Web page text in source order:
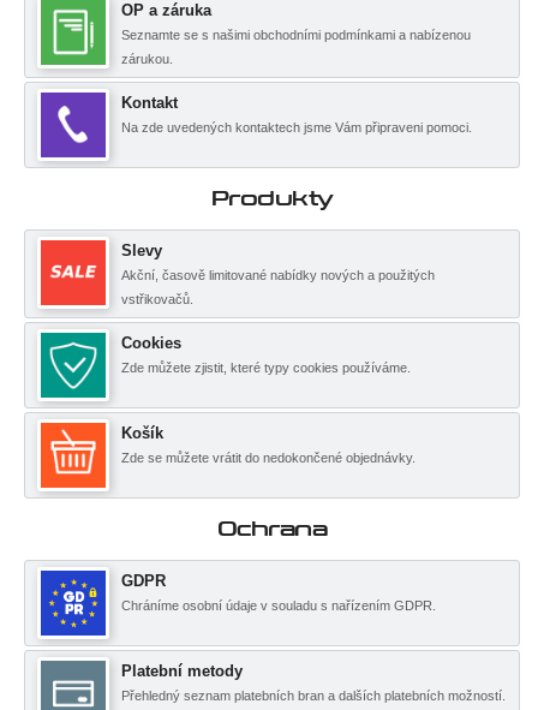
OP a záruka
Seznamte se s našimi obchodními podmínkami a nabízenou
zárukou.
Kontakt
Na zde uvedených kontaktech jsme Vám připraveni pomoci.
Produkty
Slevy
Akční, časově limitované nabídky nových a použitých
vstřikovačů.
Cookies
Zde můžete zjistit, které typy cookies používáme.
Košík
Zde se můžete vrátit do nedokončené objednávky.
Ochrana
GDPR
Chráníme osobní údaje v souladu s nařízením GDPR.
Platební metody
Přehledný seznam platebních bran a dalších platebních možností.